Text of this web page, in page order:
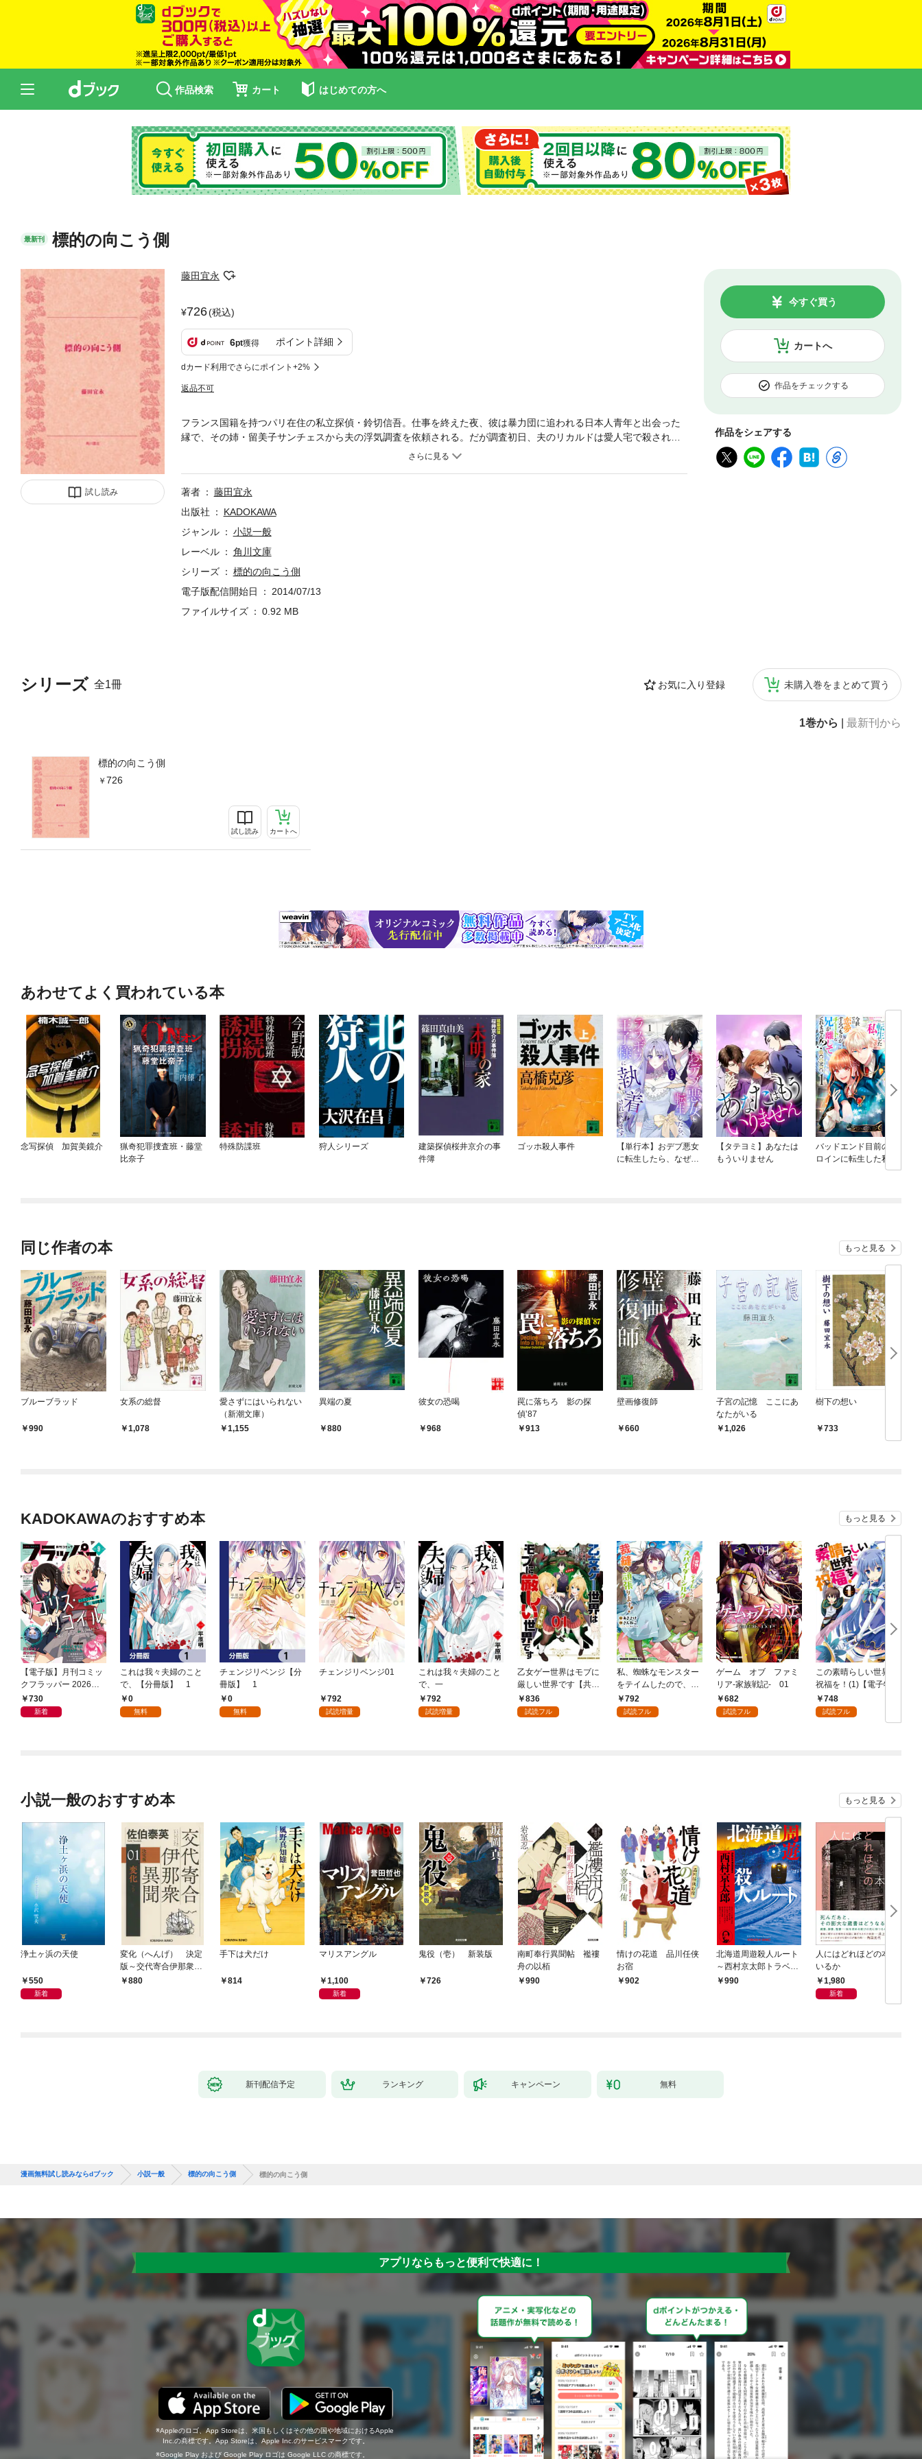
作品検索 カート はじめての方へ
最新刊 標的の向こう側
試し読み
藤田宜永
726(税込)
6pt獲得 ポイント詳細
dカード利用でさらにポイント+2%
返品不可
カートへ
今すぐ買う
作品をチェックする
作品をシェアする
シリーズ 全1冊 お気に入り登録 未購入巻をまとめて買う
1巻から 最新刊から
標的の向こう側
726
試し読み カートへ
フランス国籍を持つパリ在住の私立探偵・鈴切信吾。仕事を終えた夜、彼は暴力団に追われる日本人青年と出会った
縁で、その姉・留美子サンチェスから夫の浮気調査を依頼される。だが調査初日、夫のリカルドは愛人宅で殺され
た。突然の死に見え隠れするサンチェス家のリゾート地を巡る土地売買の暗躍。青年をつけ狙う殺し屋の影。数々の
著者
藤田宜永
出版社
KADOKAWA
ジャンル
小説一般
レーベル
角川文庫
シリーズ
標的の向こう側
電子版配信開始日
2014/07/13
ファイルサイズ
0.92 MB
あわせてよく買われている本
念写探偵 加賀美鏡介
猟奇犯罪捜査班・藤堂
比奈子
特殊防諜班 狩人シリーズ
建築探偵桜井京介の事
件簿
ゴッホ殺人事件
【単行本】おデブ悪女
に転生したら、なぜか
【タテヨミ】あなたは
もういりません
バッドエンド目前のヒ
ロインに転生した私、
今世では恋愛するつも
同じ作者の本 もっと見る
ブルーブラッド
990
女系の総督
1,078
愛さずにはいられない
（新潮文庫）
1,155
異端の夏
880
彼女の恐喝
968
罠に落ちろ 影の探
偵’87
913
壁画修復師
660
子宮の記憶 ここにあ
なたがいる
1,026
樹下の想い
733
KADOKAWAのおすすめ本 もっと見る
【電子版】月刊コミッ
クフラッパー 2026年9
月号730
新着
これは我々夫婦のこと
で、【分冊版】 1
0
無料
チェンジリベンジ【分
冊版】 1
0
無料
チェンジリベンジ01
792
試読増量
これは我々夫婦のこと
で、一
792
試読増量
乙女ゲー世界はモブに
厳しい世界です【共和
国編】 ０１
836
試読フル
私、蜘蛛なモンスター
をテイムしたので、ス
パイダーシルクで裁縫
を頑張ります！ 1
792
試読フル
ゲーム オブ ファミ
リア-家族戦記- 01
682
試読フル
この素晴らしい世界に
祝福を！(1)【電子特別
版】748
試読フル
小説一般のおすすめ本 もっと見る
浄土ヶ浜の天使
550
新着
変化（へんげ） 決定
版～交代寄合伊那衆異
聞（1）～
880
手下は犬だけ
814
マリスアングル
1,100
新着
鬼役（壱） 新装版
726
南町奉行異聞帖 襤褸
舟の以栢
990
情けの花道 品川任侠
お宿
902
北海道周遊殺人ルート
～西村京太郎トラベル
ミステリー・セレクシ
990
人にはどれほどの本が
いるか
1,980
新着
新刊配信予定 ランキング キャンペーン 無料
漫画無料試し読みならdブック 小説一般 標的の向こう側 標的の向こう側
アプリならもっと便利で快適に！
Appleのロゴ、App Storeは、米国もしくはその他の国や地域におけるApple
Inc.の商標です。App Storeは、Apple Inc.のサービスマークです。
Google Play および Google Play ロゴは Google LLC の商標です。